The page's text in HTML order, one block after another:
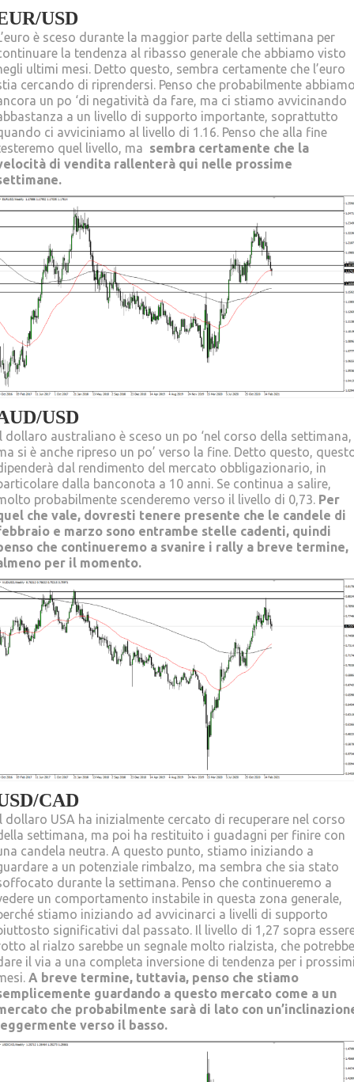
USD
è sceso durante la maggior parte della settimana per
la tendenza al ribasso generale che abbiamo visto
ultimi mesi. Detto questo, sembra certamente che l’euro
cercando di riprendersi. Penso che probabilmente
un po ‘di negatività da fare, ma ci stiamo avvicinando
a un livello di supporto importante, soprattutto
ci avviciniamo al livello di 1.16. Penso che alla fine
quel livello, ma sembra certamente che la
di vendita rallenterà qui nelle prossime
USD
dollaro australiano è sceso un po ‘nel corso della settimana,
si è anche ripreso un po’ verso la fine. Detto questo,
dal rendimento del mercato obbligazionario, in
dalla banconota a 10 anni. Se continua a salire,
probabilmente scenderemo verso il livello di 0,73. Per
che vale, dovresti tenere presente che le candele di
e marzo sono entrambe stelle cadenti, quindi
che continueremo a svanire i rally a breve termine,
per il momento.
CAD
dollaro USA ha inizialmente cercato di recuperare nel corso
settimana, ma poi ha restituito i guadagni per finire con
candela neutra. A questo punto, stiamo iniziando a
a un potenziale rimbalzo, ma sembra che sia stato
durante la settimana. Penso che continueremo a
un comportamento instabile in questa zona generale,
stiamo iniziando ad avvicinarci a livelli di supporto
significativi dal passato. Il livello di 1,27 sopra
al rialzo sarebbe un segnale molto rialzista, che potrebbe
il via a una completa inversione di tendenza per i
A breve termine, tuttavia, penso che stiamo
guardando a questo mercato come a un
che probabilmente sarà di lato con
verso il basso.